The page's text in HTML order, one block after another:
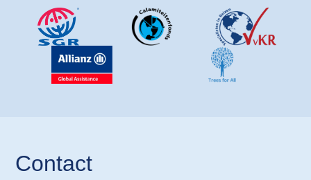
Contact